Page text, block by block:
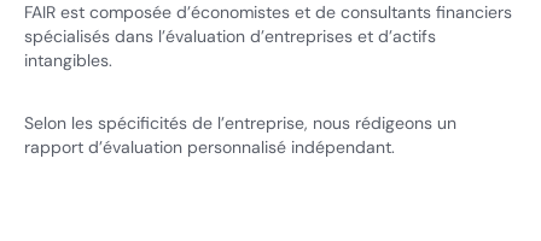
FAIR est composée d’économistes et de consultants financiers
spécialisés dans l’évaluation d’entreprises et d’actifs
intangibles.
Selon les spécificités de l’entreprise, nous rédigeons un
rapport d’évaluation personnalisé indépendant.